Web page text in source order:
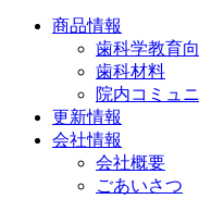
商品情報
歯科学教育
歯科材料
院内コミュ
更新情報
会社情報
会社概要
ごあいさつ